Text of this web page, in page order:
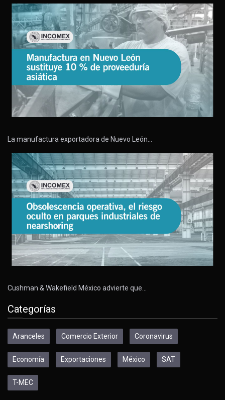
La manufactura exportadora de Nuevo León…
Cushman & Wakefield México advierte que…
Categorías
Aranceles Comercio Exterior Coronavirus
Economía Exportaciones México SAT
T-MEC